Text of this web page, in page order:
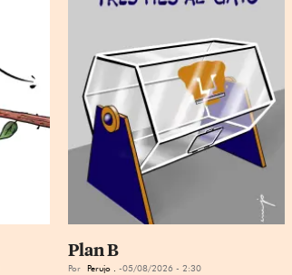
Plan B
Por Perujo . 05/08/2026 - 2:30